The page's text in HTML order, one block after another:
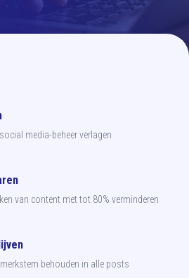
media-beheer verlagen
van content met tot 80% verminderen
behouden in alle posts